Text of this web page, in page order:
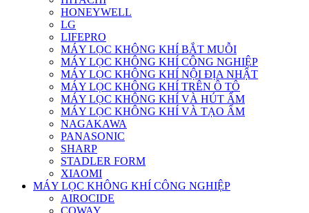
HONEYWELL
LG
LIFEPRO
MÁY LỌC KHÔNG KHÍ BẮT MUỖI
MÁY LỌC KHÔNG KHÍ CÔNG NGHIỆP
MÁY LỌC KHÔNG KHÍ NỘI ĐỊA NHẬT
MÁY LỌC KHÔNG KHÍ TRÊN Ô TÔ
MÁY LỌC KHÔNG KHÍ VÀ HÚT ẨM
MÁY LỌC KHÔNG KHÍ VÀ TẠO ẨM
NAGAKAWA
PANASONIC
SHARP
STADLER FORM
XIAOMI
MÁY LỌC KHÔNG KHÍ CÔNG NGHIỆP
AIROCIDE